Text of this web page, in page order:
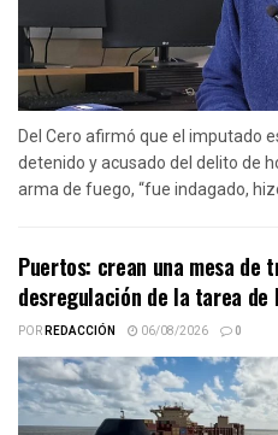
Del Cero afirmó que el imputado
detenido y acusado del delito de
arma de fuego, “fue indagado,
Puertos: crean una mesa de
desregulación de la tarea
PORREDACCIÓN 06/08/2026 0